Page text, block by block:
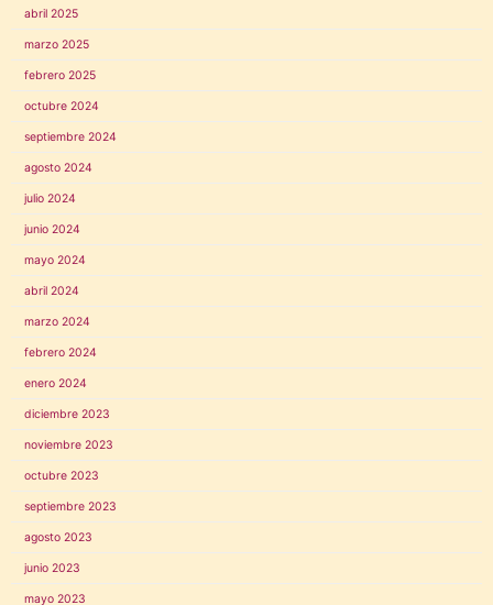
abril 2025
marzo 2025
febrero 2025
octubre 2024
septiembre 2024
agosto 2024
julio 2024
junio 2024
mayo 2024
abril 2024
marzo 2024
febrero 2024
enero 2024
diciembre 2023
noviembre 2023
octubre 2023
septiembre 2023
agosto 2023
junio 2023
mayo 2023